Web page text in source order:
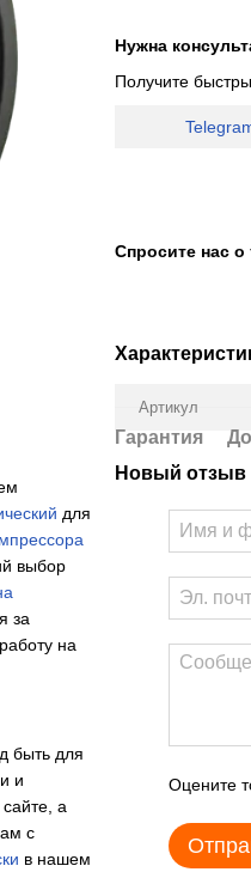
для
выбор
за
на
быть для
и
а
с
в нашем
Нужна
Получите
Спросите нас
Артикул
Гарантия
Новый отзыв
Оцените